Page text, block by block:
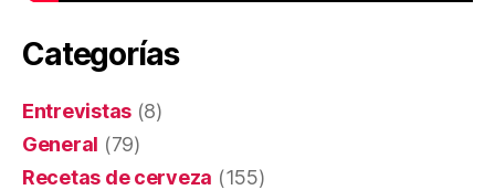
Categorías
Entrevistas (8)
General (79)
Recetas de cerveza (155)